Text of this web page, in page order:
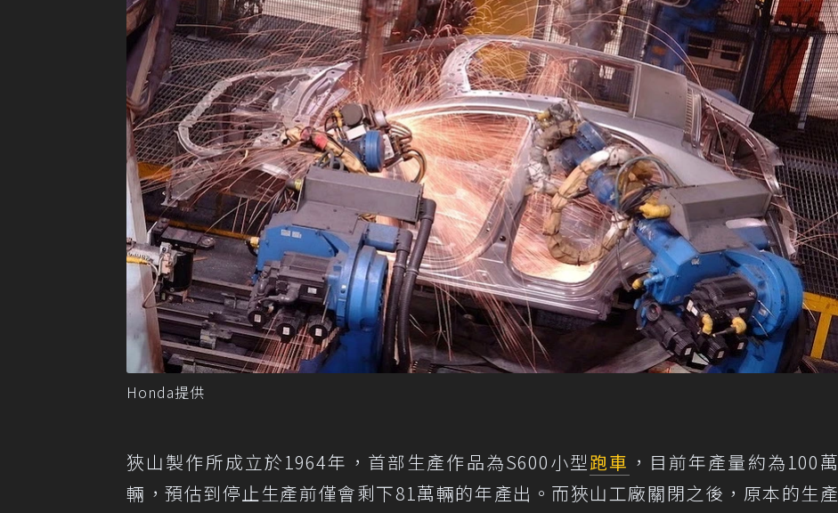
Honda提供
狹山製作所成立於1964年，首部生產作品為S600小型跑車 ，目前年產量約為100萬
輛，預估到停止生產前僅會剩下81萬輛的年產出。而狹山工廠關閉之後，原本的生產